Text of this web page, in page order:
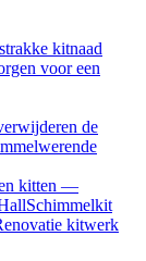
kitnaad
voor een
de
kitten —
Schimmelkit
kitwerk